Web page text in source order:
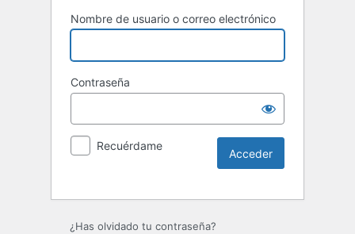
Nombre de usuario o correo electrónico
Contraseña
Recuérdame
¿Has olvidado tu contraseña?